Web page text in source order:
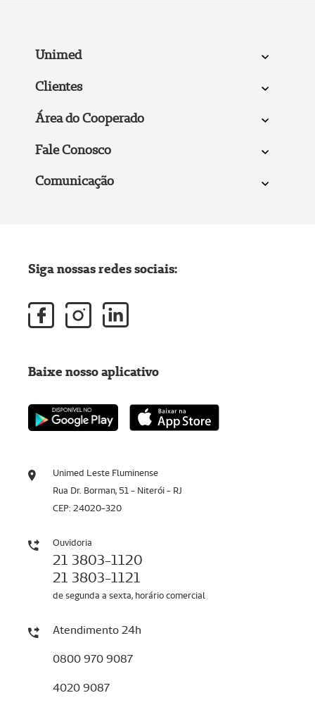
Unimed
Clientes
Área do Cooperado
Fale Conosco
Comunicação
Unimed Leste Fluminense
Rua Dr. Borman, 51 - Niterói - RJ
CEP: 24020-320
Ouvidoria
21 3803-1120
21 3803-1121
de segunda a sexta, horário comercial
Atendimento 24h
0800 970 9087
4020 9087
Siga nossas redes sociais:
Baixe nosso aplicativo